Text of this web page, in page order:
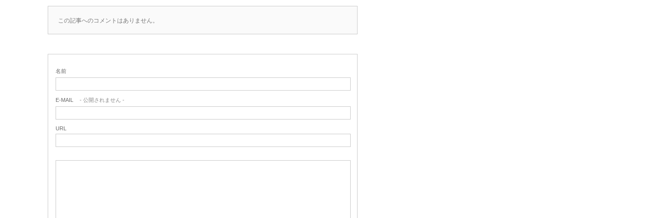
この記事へのコメントはありません。
名前
E-MAIL - 公開されません -
URL